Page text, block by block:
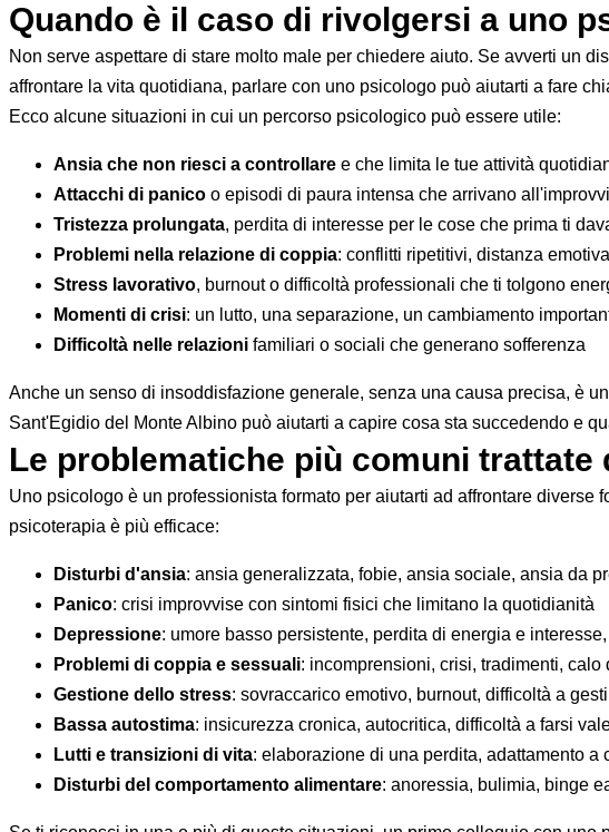
Quando è il caso di rivolgersi a uno
Non serve aspettare di stare molto male per chiedere aiuto. Se avverti un
affrontare la vita quotidiana, parlare con uno psicologo può aiutarti a fare
Ecco alcune situazioni in cui un percorso psicologico può essere utile:
Ansia che non riesci a controllare e che limita le tue attività
Attacchi di panico o episodi di paura intensa che arrivano
Tristezza prolungata, perdita di interesse per le cose che prima ti
Problemi nella relazione di coppia: conflitti ripetitivi, distanza
Stress lavorativo, burnout o difficoltà professionali che ti tolgono
Momenti di crisi: un lutto, una separazione, un cambiamento
Difficoltà nelle relazioni familiari o sociali che generano sofferenza
Anche un senso di insoddisfazione generale, senza una causa precisa, è
Sant'Egidio del Monte Albino può aiutarti a capire cosa sta succedendo e
Le problematiche più comuni trattate
Uno psicologo è un professionista formato per aiutarti ad affrontare
psicoterapia è più efficace:
Disturbi d'ansia: ansia generalizzata, fobie, ansia sociale, ansia da
Panico: crisi improvvise con sintomi fisici che limitano la quotidianità
Depressione: umore basso persistente, perdita di energia e
Problemi di coppia e sessuali: incomprensioni, crisi, tradimenti,
Gestione dello stress: sovraccarico emotivo, burnout, difficoltà a
Bassa autostima: insicurezza cronica, autocritica, difficoltà a farsi
Lutti e transizioni di vita: elaborazione di una perdita, adattamento a
Disturbi del comportamento alimentare: anoressia, bulimia, binge